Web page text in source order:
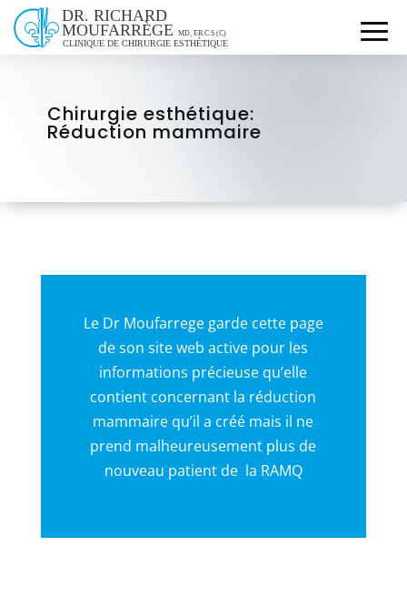
Chirurgie esthétique:
Réduction mammaire
Le Dr Moufarrege garde cette page
de son site web active pour les
informations précieuse qu’elle
contient concernant la réduction
mammaire qu’il a créé mais il ne
prend malheureusement plus de
nouveau patient de la RAMQ